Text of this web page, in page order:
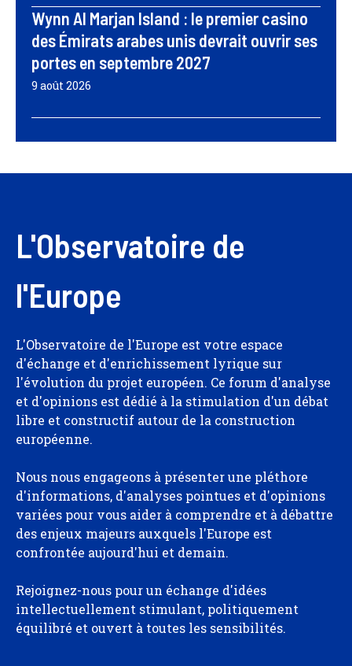
Wynn Al Marjan Island : le premier casino
des Émirats arabes unis devrait ouvrir ses
portes en septembre 2027
9 août 2026
L'Observatoire de
l'Europe
L'Observatoire de l'Europe est votre espace
d'échange et d'enrichissement lyrique sur
l'évolution du projet européen. Ce forum d'analyse
et d'opinions est dédié à la stimulation d'un débat
libre et constructif autour de la construction
européenne.
Nous nous engageons à présenter une pléthore
d'informations, d'analyses pointues et d'opinions
variées pour vous aider à comprendre et à débattre
des enjeux majeurs auxquels l'Europe est
confrontée aujourd'hui et demain.
Rejoignez-nous pour un échange d'idées
intellectuellement stimulant, politiquement
équilibré et ouvert à toutes les sensibilités.